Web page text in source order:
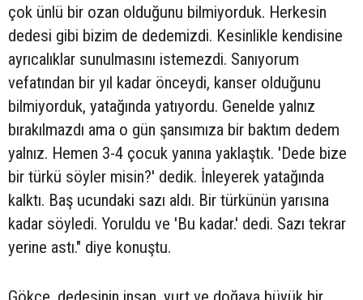
çok ünlü bir ozan olduğunu bilmiyorduk. Herkesin
dedesi gibi bizim de dedemizdi. Kesinlikle kendisine
ayrıcalıklar sunulmasını istemezdi. Sanıyorum
vefatından bir yıl kadar önceydi, kanser olduğunu
bilmiyorduk, yatağında yatıyordu. Genelde yalnız
bırakılmazdı ama o gün şansımıza bir baktım dedem
yalnız. Hemen 3-4 çocuk yanına yaklaştık. 'Dede bize
bir türkü söyler misin?' dedik. İnleyerek yatağında
kalktı. Baş ucundaki sazı aldı. Bir türkünün yarısına
kadar söyledi. Yoruldu ve 'Bu kadar.' dedi. Sazı tekrar
yerine astı." diye konuştu.